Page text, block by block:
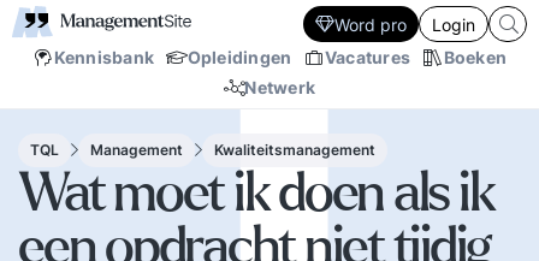
Kennisbank Opleidingen Vacatures
Boeken
Netwerk
Word pro Login
TQL Management Kwaliteitsmanagement
Wat moet ik doen als ik
een opdracht niet tijdig